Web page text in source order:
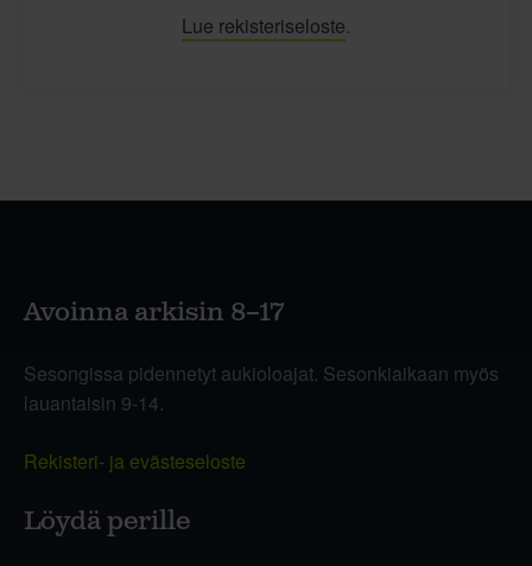
Lue rekisteriseloste.
Avoinna arkisin 8–17
Sesongissa pidennetyt aukioloajat. Sesonkiaikaan myös
lauantaisin 9-14.
Rekisteri- ja evästeseloste
Löydä perille